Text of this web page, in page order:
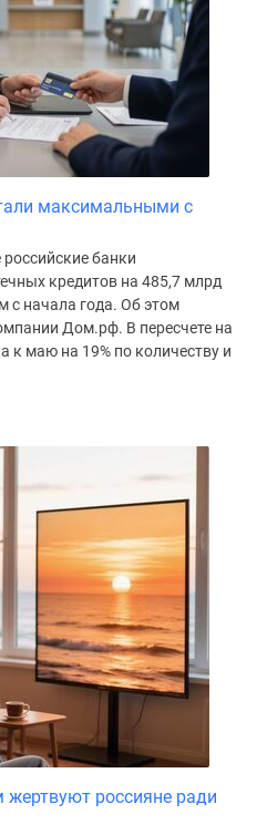
максимальными с
банки
кредитов на 485,7 млрд
с начала года. Об этом
Дом.рф. В пересчете на
к маю на 19% по количеству и
жертвуют россияне ради